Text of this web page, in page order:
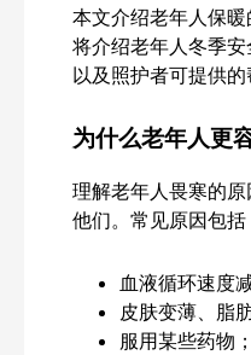
本文介绍老年人保
将介绍老年人冬季安
以及照护者可提供的
为什么老年人更
理解老年人畏寒的
他们。常见原因包括
血液循环速度
皮肤变薄、脂
服用某些药物；